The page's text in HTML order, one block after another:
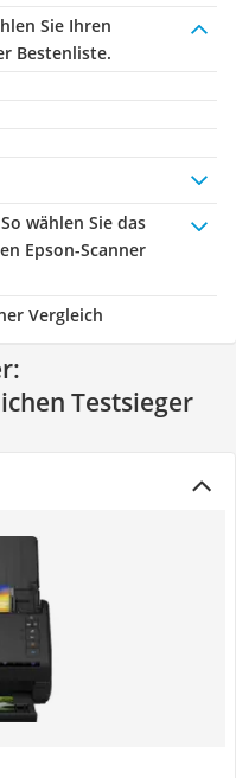
Sie Ihren
Bestenliste.
wählen Sie das
Epson-Scanner
Vergleich
Testsieger